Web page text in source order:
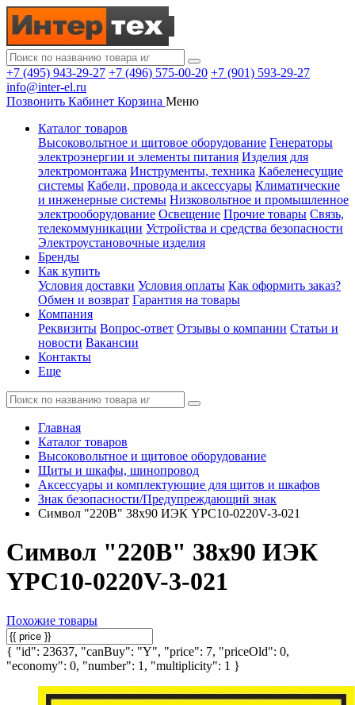
+7 (495) 943-29-27 +7 (496) 575-00-20 +7 (901) 593-29-27
info@inter-el.ru
Позвонить Кабинет Корзина Меню
Каталог товаров
Высоковольтное и щитовое оборудование Генераторы
электроэнергии и элементы питания Изделия для
электромонтажа Инструменты, техника Кабеленесущие
системы Кабели, провода и аксессуары Климатические
и инженерные системы Низковольтное и промышленное
электрооборудование Освещение Прочие товары Связь,
телекоммуникации Устройства и средства безопасности
Электроустановочные изделия
Бренды
Как купить
Условия доставки Условия оплаты Как оформить заказ?
Обмен и возврат Гарантия на товары
Компания
Реквизиты Вопрос-ответ Отзывы о компании Статьи и
новости Вакансии
Контакты
Еще
Главная
Каталог товаров
Высоковольтное и щитовое оборудование
Щиты и шкафы, шинопровод
Аксессуары и комплектующие для щитов и шкафов
Знак безопасности/Предупреждающий знак
Символ "220В" 38х90 ИЭК YPC10-0220V-3-021
Символ "220В" 38х90 ИЭК
YPC10-0220V-3-021
Похожие товары
{ "id": 23637, "canBuy": "Y", "price": 7, "priceOld": 0,
"economy": 0, "number": 1, "multiplicity": 1 }